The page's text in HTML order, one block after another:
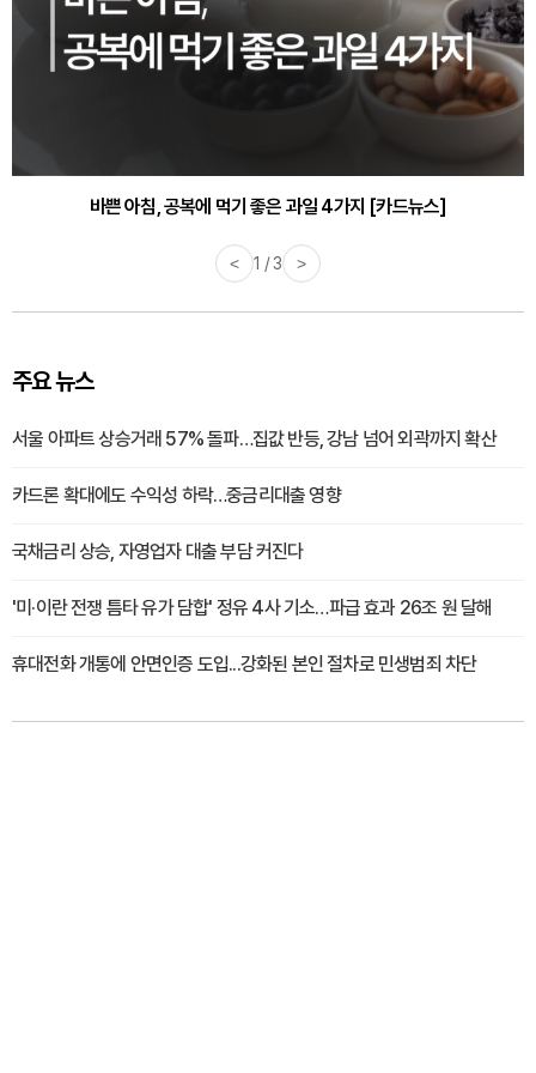
바쁜 아침, 공복에 먹기 좋은 과일 4가지 [카드뉴스]
< 1 / 3 >
주요 뉴스
서울 아파트 상승거래 57% 돌파…집값 반등, 강남 넘어 외곽까지 확산
카드론 확대에도 수익성 하락…중금리대출 영향
국채금리 상승, 자영업자 대출 부담 커진다
'미·이란 전쟁 틈타 유가 담합' 정유 4사 기소…파급 효과 26조 원 달해
휴대전화 개통에 안면인증 도입...강화된 본인 절차로 민생범죄 차단